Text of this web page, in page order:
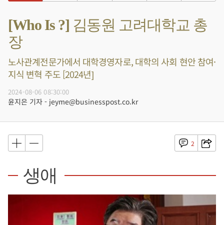
[Who Is ?] 김동원 고려대학교 총
장
노사관계전문가에서 대학경영자로, 대학의 사회 현안 참여·
지식 변혁 주도 [2024년]
2024-08-06 08:30:00
윤지은 기자 - jeyme@businesspost.co.kr
2
생애